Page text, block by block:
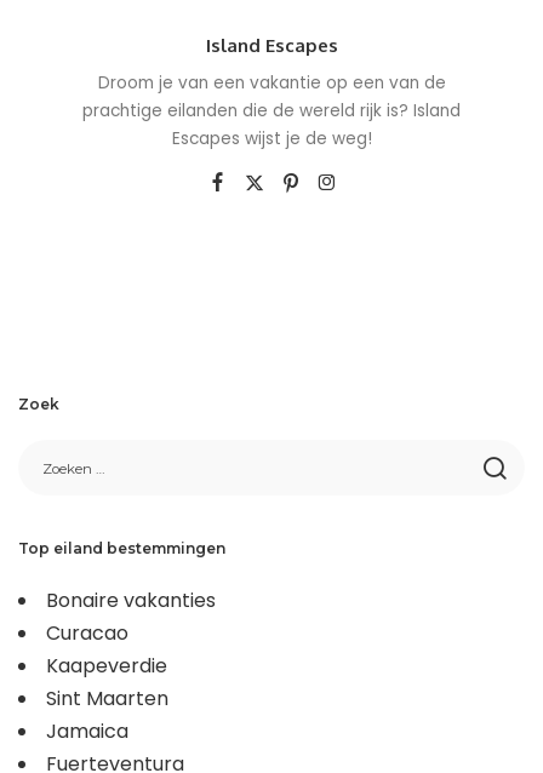
Island Escapes
Droom je van een vakantie op een van de
prachtige eilanden die de wereld rijk is? Island
Escapes wijst je de weg!
Zoek
Top eiland bestemmingen
Bonaire vakanties
Curacao
Kaapeverdie
Sint Maarten
Jamaica
Fuerteventura